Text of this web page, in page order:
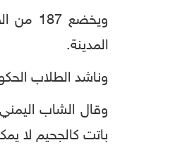
المدينة.
وناشد الطلاب
وقال الشاب
باتت كالجحيم لا